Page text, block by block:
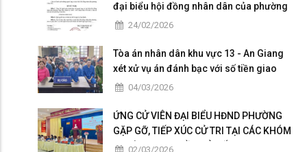
đại biểu hội đồng nhân dân của phường
Châu Đốc nhiệm kỳ 2026 - 2031
24/02/2026
Tòa án nhân dân khu vực 13 - An Giang
xét xử vụ án đánh bạc với số tiền giao
dịch hơn 4,9 tỷ đồng
04/03/2026
ỨNG CỬ VIÊN ĐẠI BIỂU HĐND PHƯỜNG
GẶP GỠ, TIẾP XÚC CỬ TRI TẠI CÁC KHÓM
THUỘC ĐƠN VỊ BẦU CỬ SỐ 5
02/03/2026